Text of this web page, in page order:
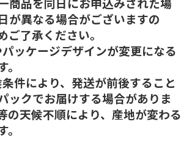
が異なる場合がございますの
ご了承ください。
ッケージデザインが変更になる
件により、発送が前後すること
ックでお届けする場合がありま
の天候不順により、産地が変わる